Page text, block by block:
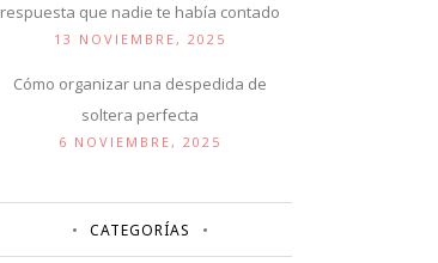
respuesta que nadie te había contado
13 NOVIEMBRE, 2025
Cómo organizar una despedida de
soltera perfecta
6 NOVIEMBRE, 2025
CATEGORÍAS